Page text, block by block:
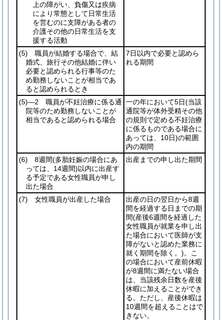
上の障がい、負傷又は疾病
により常態として日常生活
を営むのに支障がある者の
介護その他の日常生活を支
援する活動
(5) 職員が結婚する場合で、結
婚式、旅行その他結婚に伴い
必要と認められる行事等のた
め勤務しないことが相当であ
ると認められるとき
7日以内で必要と認めら
れる期間
(5)―2 職員が不妊治療に係る通
院等のため勤務しないことが
相当であると認められる場合
一の年において5日(当該
通院等が体外受精その他
の規則で定める不妊治療
に係るものである場合に
あっては、10日)の範囲
内の期間
(6) 8週間(多胎妊娠の場合にあ
っては、14週間)以内に出産す
る予定である女性職員が申し
出た場合
出産までの申し出た期間
(7) 女性職員が出産した場合
出産の日の翌日から8週
間を経過する日までの期
間(産後6週間を経過した
女性職員が就業を申し出
た場合において医師が支
障がないと認めた業務に
就く期間を除く。)。こ
の場合において産前休暇
が8週間に満たない場合
は、当該残余日数を産後
休暇に加えることができ
る。ただし、産後休暇は
10週間を超えることはで
きない。